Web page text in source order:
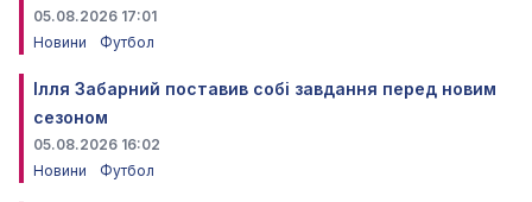
05.08.2026 17:01
Новини
Футбол
Ілля Забарний поставив собі завдання перед новим
сезоном
05.08.2026 16:02
Новини
Футбол